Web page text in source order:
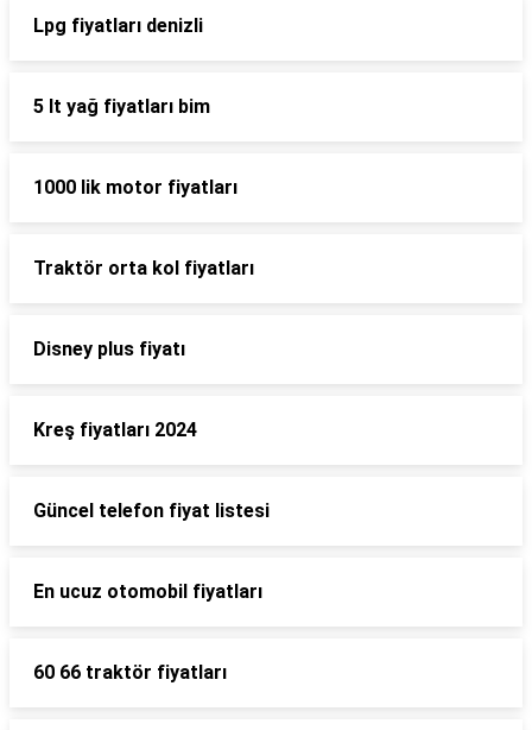
Lpg fiyatları denizli
5 lt yağ fiyatları bim
1000 lik motor fiyatları
Traktör orta kol fiyatları
Disney plus fiyatı
Kreş fiyatları 2024
Güncel telefon fiyat listesi
En ucuz otomobil fiyatları
60 66 traktör fiyatları